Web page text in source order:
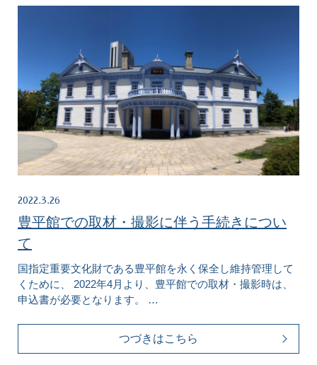
2022.3.26
豊平館での取材・撮影に伴う手続きについ
て
国指定重要文化財である豊平館を永く保全し維持管理して
くために、 2022年4月より、豊平館での取材・撮影時は、
申込書が必要となります。 …
つづきはこちら